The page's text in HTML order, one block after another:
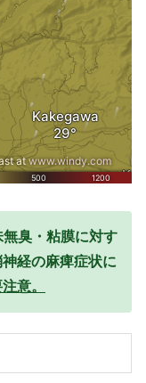
臭・粘膜に対す
経の麻痺症状に
意。